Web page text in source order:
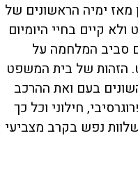
ימיה הראשונים של
קיים בחיי היומיום
סביב המלחמה על
הזהות של בית המשפט
בעם ואת ההרכב
חילוני וכל כך
נפש בקרב מצביעי